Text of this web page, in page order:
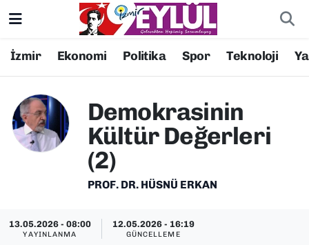
İzmir Ekonomi Politika Spor Teknoloji
Demokrasinin
Kültür Değerleri
(2)
PROF. DR. HÜSNÜ ERKAN
13.05.2026 - 08:00
YAYINLANMA
12.05.2026 - 16:19
GÜNCELLEME
Resmi İlanlar
DÜNYA
KÜLTÜR SANAT
Konak Nöbetçi Eczaneler
Konak Trafik Yoğunluk Haritası
Süper Lig Puan Durumu ve Fikstür
Tüm Manşetler
Son Dakika Haberleri